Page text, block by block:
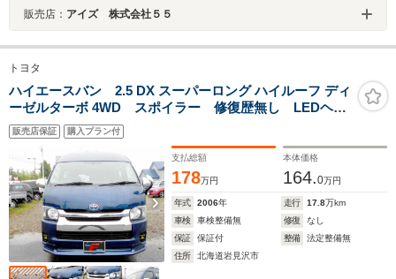
販売店： アイズ 株式会社５５
トヨタ
ハイエースバン 2.5 DX スーパーロング ハイルーフ ディ
ーゼルターボ 4WD スポイラー 修復歴無し LEDヘッ
ド&フォグ 17AW ETC ナビTV&バックカメラ DPF
無し タイミングベルト交換済 リアヒーター&クーラー
販売店保証 購入プラン付
支払総額
178万円
本体価格
164.0万円
年式 2006年 走行 17.8万km
車検
車検整備無 修復
なし
保証
保証付 整備
法定整備無
住所
北海道岩見沢市